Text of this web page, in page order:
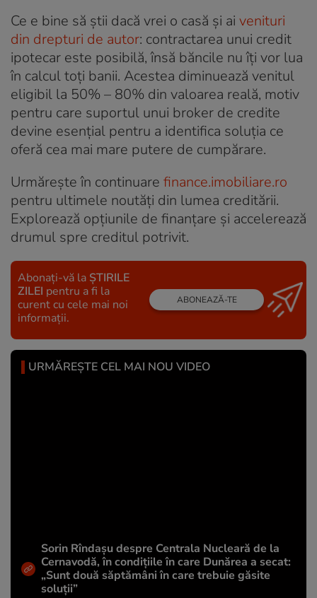
Ce e bine să știi dacă vrei o casă și ai venituri
din drepturi de autor: contractarea unui credit
ipotecar este posibilă, însă băncile nu îți vor lua
în calcul toți banii. Acestea diminuează venitul
eligibil la 50% – 80% din valoarea reală, motiv
pentru care suportul unui broker de credite
devine esențial pentru a identifica soluția ce
oferă cea mai mare putere de cumpărare.
Urmărește în continuare finance.imobiliare.ro
pentru ultimele noutăți din lumea creditării.
Explorează opțiunile de finanțare și accelerează
drumul spre creditul potrivit.
Abonați-vă la ȘTIRILE
ZILEI pentru a fi la
curent cu cele mai noi
informații.
ABONEAZĂ-TE
URMĂREȘTE CEL MAI NOU VIDEO
Sorin Rîndașu despre Centrala Nucleară de la
Cernavodă, în condițiile în care Dunărea a secat:
„Sunt două săptămâni în care trebuie găsite
soluții”